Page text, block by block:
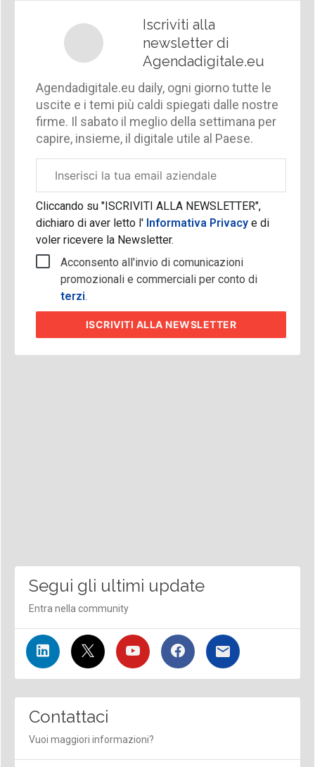
Iscriviti alla
newsletter di
Agendadigitale.eu
Agendadigitale.eu daily, ogni giorno tutte le
uscite e i temi più caldi spiegati dalle nostre
firme. Il sabato il meglio della settimana per
capire, insieme, il digitale utile al Paese.
aziendale
Cliccando su "ISCRIVITI ALLA NEWSLETTER",
dichiaro di aver letto l'Informativa Privacy e di
voler ricevere la Newsletter.
Acconsento all'invio di comunicazioni
promozionali e commerciali per conto di
terzi.
ISCRIVITI ALLA NEWSLETTER
Segui gli ultimi update
Entra nella community
Contattaci
Vuoi maggiori informazioni?